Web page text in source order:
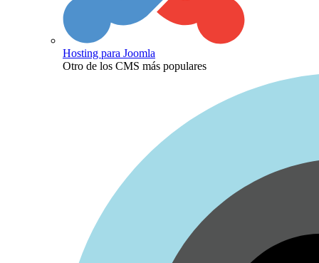
Hosting para Joomla
Otro de los CMS más populares